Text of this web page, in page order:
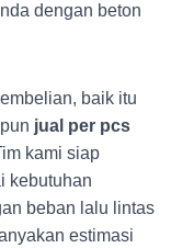
dengan beton
baik itu
jual per pcs
kami siap
kebutuhan
beban lalu lintas
estimasi